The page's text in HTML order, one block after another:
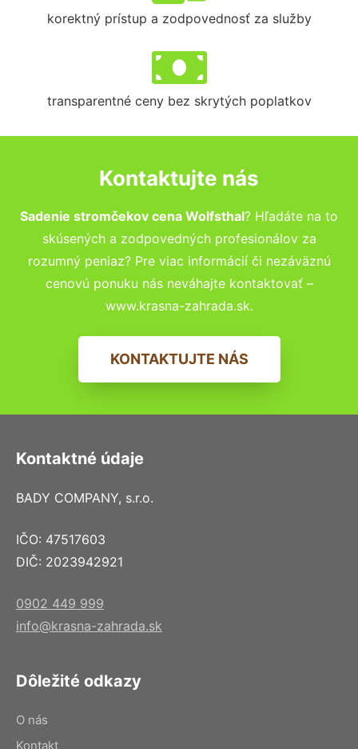
korektný prístup a zodpovednosť za služby
transparentné ceny bez skrytých poplatkov
Kontaktujte nás
Sadenie stromčekov cena Wolfsthal? Hľadáte na to
skúsených a zodpovedných profesionálov za
rozumný peniaz? Pre viac informácií či nezáväznú
cenovú ponuku nás neváhajte kontaktovať –
www.krasna-zahrada.sk.
KONTAKTUJTE NÁS
Kontaktné údaje
BADY COMPANY, s.r.o.
IČO: 47517603
DIČ: 2023942921
0902 449 999
info@krasna-zahrada.sk
Dôležité odkazy
O nás
Kontakt